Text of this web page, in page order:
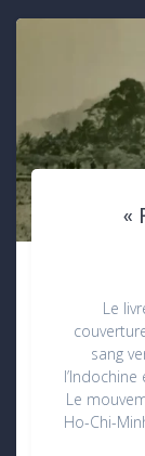
«
Le
sang
Le
Ho-Chi-